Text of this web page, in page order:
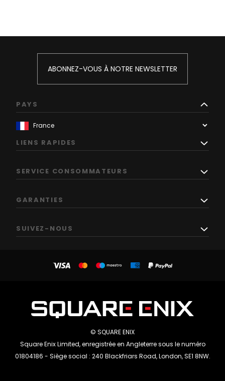
ABONNEZ-VOUS À NOTRE NEWSLETTER
PAYS
LIENS RAPIDES
SERVICE CONSOMMATEURS
GARANTIES
SUIVEZ-NOUS
© SQUARE ENIX
Square Enix Limited, enregistrée en Angleterre sous le numéro
01804186 - Siège social : 240 Blackfriars Road, London, SE1 8NW.